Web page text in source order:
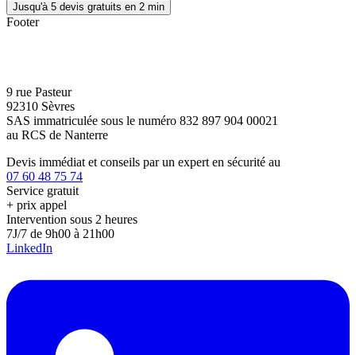
Jusqu'à 5 devis gratuits en 2 min
Footer
9 rue Pasteur
92310 Sèvres
SAS immatriculée sous le numéro 832 897 904 00021
au RCS de Nanterre
Devis immédiat et conseils par un expert en sécurité au
07 60 48 75 74
Service gratuit
+ prix appel
Intervention sous 2 heures
7J/7 de 9h00 à 21h00
LinkedIn